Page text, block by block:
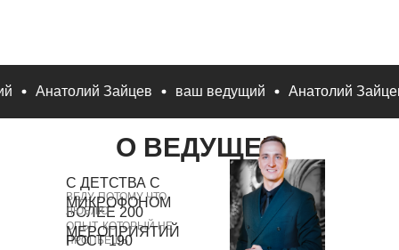
Анатолий Зайцев ваш ведущий Анатолий Зайцев
О ВЕДУЩЕМ
ОПЫТ, КОТОРЫЙ НЕ
ПРОПЬЕШЬ
БОЛЕЕ 200
МЕРОПРИЯТИЙ
ВЕДУ, ПОТОМУ ЧТО
ЛЮБЛЮ
РОСТ 190
C ДЕТСТВА С
МИКРОФОНОМ